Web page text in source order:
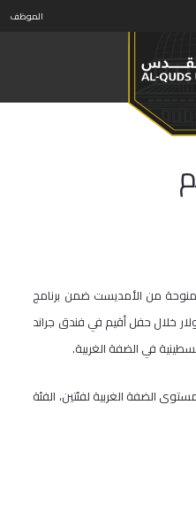
الموظف
من الأمديست ضمن برنامج
خلال حفل أقيم في فندق جراند
في الضفة الغربية.
الضفة الغربية لفئتين، الفئة